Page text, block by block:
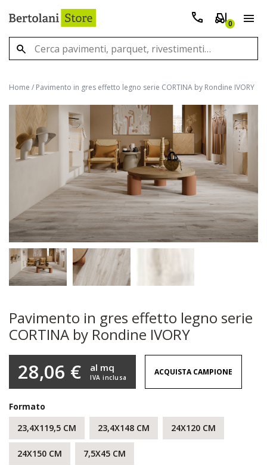
0
Home / Pavimento in gres effetto legno serie CORTINA by Rondine IVORY
Pavimento in gres effetto legno serie
CORTINA by Rondine IVORY
28,06 € IVA inclusa
al mq ACQUISTA CAMPIONE
Formato
23,4X119,5 CM
23,4X148 CM 24X120 CM
24X150 CM 7,5X45 CM